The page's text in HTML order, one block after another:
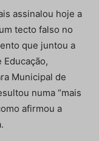
assinalou hoje a
tecto falso no
que juntou a
Educação,
Municipal de
numa “mais
afirmou a